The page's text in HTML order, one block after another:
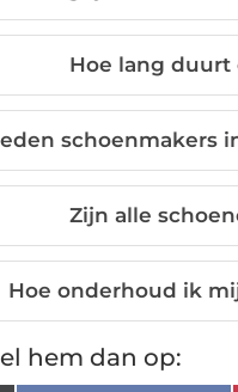
Hoe lang duurt
schoenmakers
Zijn alle
Hoe onderhoud ik
hem dan op: